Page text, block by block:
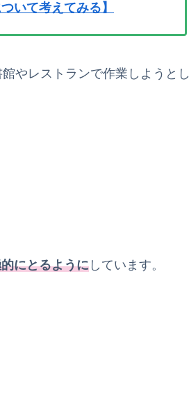
いて考えてみる】
やレストランで作業しようとし
にとるように しています。